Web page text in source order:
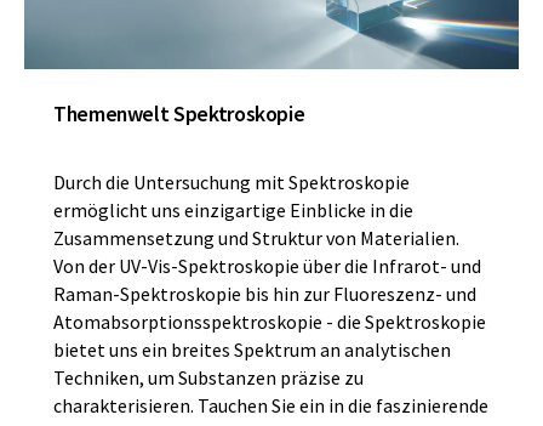
Themenwelt Spektroskopie
Durch die Untersuchung mit Spektroskopie
ermöglicht uns einzigartige Einblicke in die
Zusammensetzung und Struktur von Materialien.
Von der UV-Vis-Spektroskopie über die Infrarot- und
Raman-Spektroskopie bis hin zur Fluoreszenz- und
Atomabsorptionsspektroskopie - die Spektroskopie
bietet uns ein breites Spektrum an analytischen
Techniken, um Substanzen präzise zu
charakterisieren. Tauchen Sie ein in die faszinierende